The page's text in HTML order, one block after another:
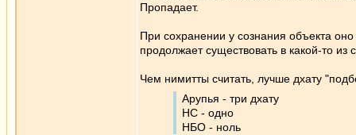
Пропадает.
При сохранении у сознания объекта
продолжает существовать в какой-то
Чем нимитты считать, лучше дхату
Арупья - три дхату
НС - одно
НБО - ноль